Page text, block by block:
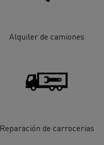
Alquiler de camiones
Reparación de carrocerias